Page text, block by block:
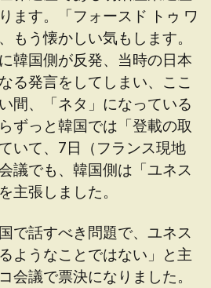
ます。「フォースド トゥ ワ
もう懐かしい気もします。
韓国側が反発、当時の日本
る発言をしてしまい、ここ
間、「ネタ」になっている
ずっと韓国では「登載の取
いて、7日（フランス現地
議でも、韓国側は「ユネス
主張しました。
で話すべき問題で、ユネス
ようなことではない」と主
会議で票決になりました。